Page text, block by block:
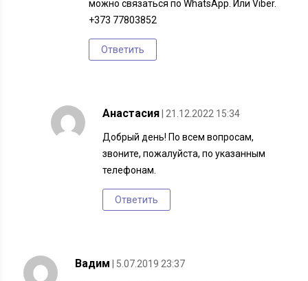
можно связаться по WhatsApp. Или Viber.
+373 77803852
Ответить
Анастасия | 21.12.2022 15:34
Добрый день! По всем вопросам,
звоните, пожалуйста, по указанным
телефонам.
Ответить
Вадим | 5.07.2019 23:37